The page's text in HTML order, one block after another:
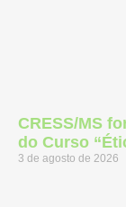
CRESS/MS
do Curso
3 de agosto de 2026